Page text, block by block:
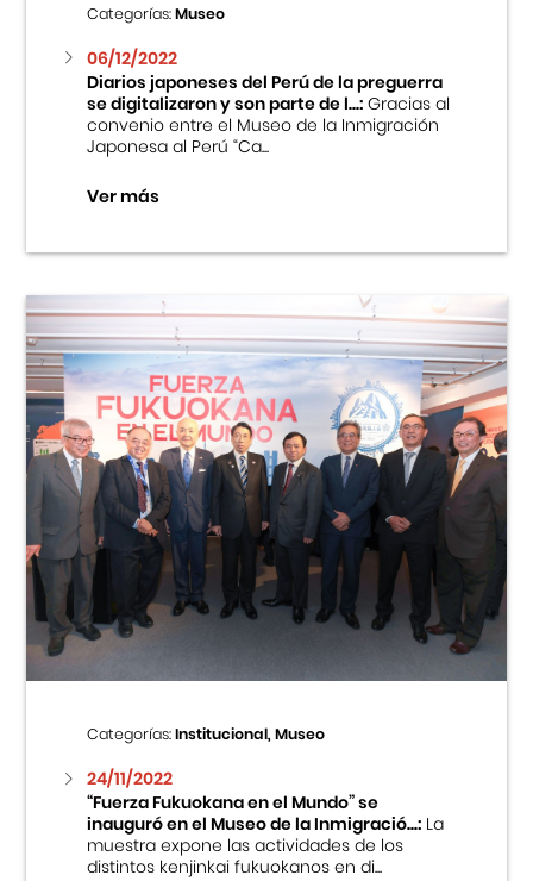
Categorías:Museo
06/12/2022
Diarios japoneses del Perú de la preguerra
se digitalizaron y son parte de l...:Gracias al
convenio entre el Museo de la Inmigración
Japonesa al Perú “Ca...
Ver más
Categorías:Institucional, Museo
24/11/2022
“Fuerza Fukuokana en el Mundo” se
inauguró en el Museo de la Inmigració...:La
muestra expone las actividades de los
distintos kenjinkai fukuokanos en di...